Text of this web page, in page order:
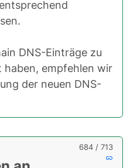
DNS-Einträge zu
haben, empfehlen wir
der neuen DNS-
684 / 713